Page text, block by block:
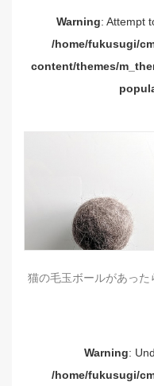
Warning: Attempt
/home/fukusugi/
content/themes/
猫の毛玉ボールがあった
Warning:
/home/fukusugi/